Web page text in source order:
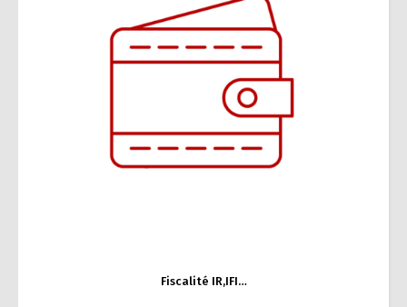
Fiscalité IR,IFI…